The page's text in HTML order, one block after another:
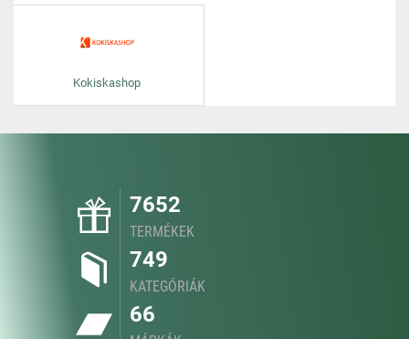
Kokiskashop
7652
TERMÉKEK
749
KATEGÓRIÁK
66